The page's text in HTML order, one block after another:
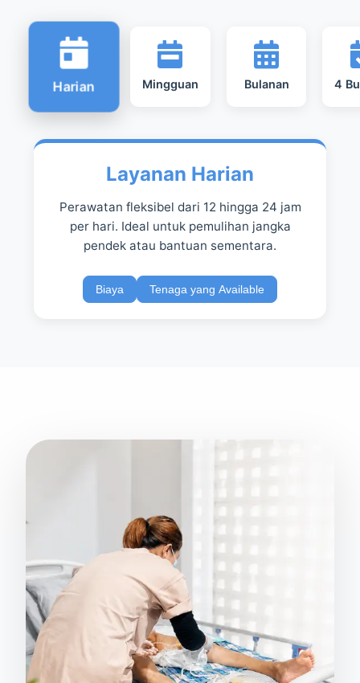
Harian Mingguan Bulanan 4
Layanan Harian
Perawatan fleksibel dari 12 hingga 24 jam
per hari. Ideal untuk pemulihan jangka
pendek atau bantuan sementara.
Biaya Tenaga yang Available